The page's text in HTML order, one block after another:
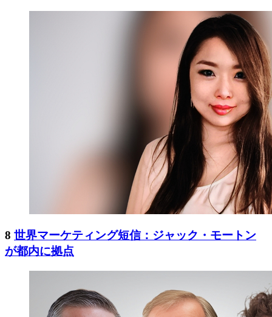
8 世界マーケティング短信：ジャック・モートン
が都内に拠点